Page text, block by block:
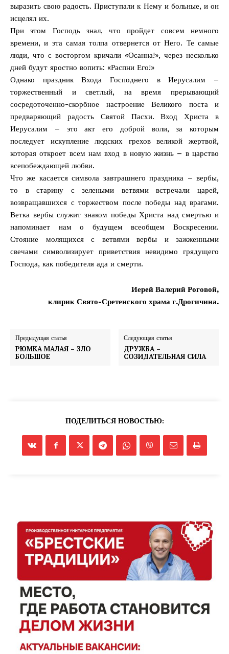
выразить свою радость. Приступали к Нему и больные, и он
исцелял их.
При этом Господь знал, что пройдет совсем немного
времени, и эта самая толпа отвернется от Него. Те самые
люди, что с восторгом кричали «Осанна!», через несколько
дней будут яростно вопить: «Распни Его!»
Однако праздник Входа Господнего в Иерусалим –
торжественный и светлый, на время прерывающий
сосредоточенно-скорбное настроение Великого поста и
предваряющий радость Святой Пасхи. Вход Христа в
Иерусалим – это акт его доброй воли, за которым
последует искупление людских грехов великой жертвой,
которая откроет всем нам вход в новую жизнь – в царство
всепобеждающей любви.
Что же касается символа завтрашнего праздника – вербы,
то в старину с зелеными ветвями встречали царей,
возвращавшихся с торжеством после победы над врагами.
Ветка вербы служит знаком победы Христа над смертью и
напоминает нам о будущем всеобщем Воскресении.
Стояние молящихся с ветвями вербы и зажженными
свечами символизирует приветствия невидимо грядущего
Господа, как победителя ада и смерти.
Иерей Валерий Роговой,
клирик Свято-Сретенского храма г.Дрогичина.
Предыдущая статья
РЮМКА МАЛАЯ – ЗЛО
БОЛЬШОЕ
Следующая статья
ДРУЖБА –
СОЗИДАТЕЛЬНАЯ СИЛА
ПОДЕЛИТЬСЯ НОВОСТЬЮ: